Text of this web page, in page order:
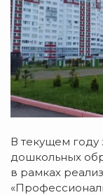
В текущем
дошкольных
в рамках